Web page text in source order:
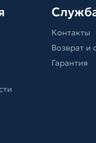
Контакты
Возврат и
Гарантия